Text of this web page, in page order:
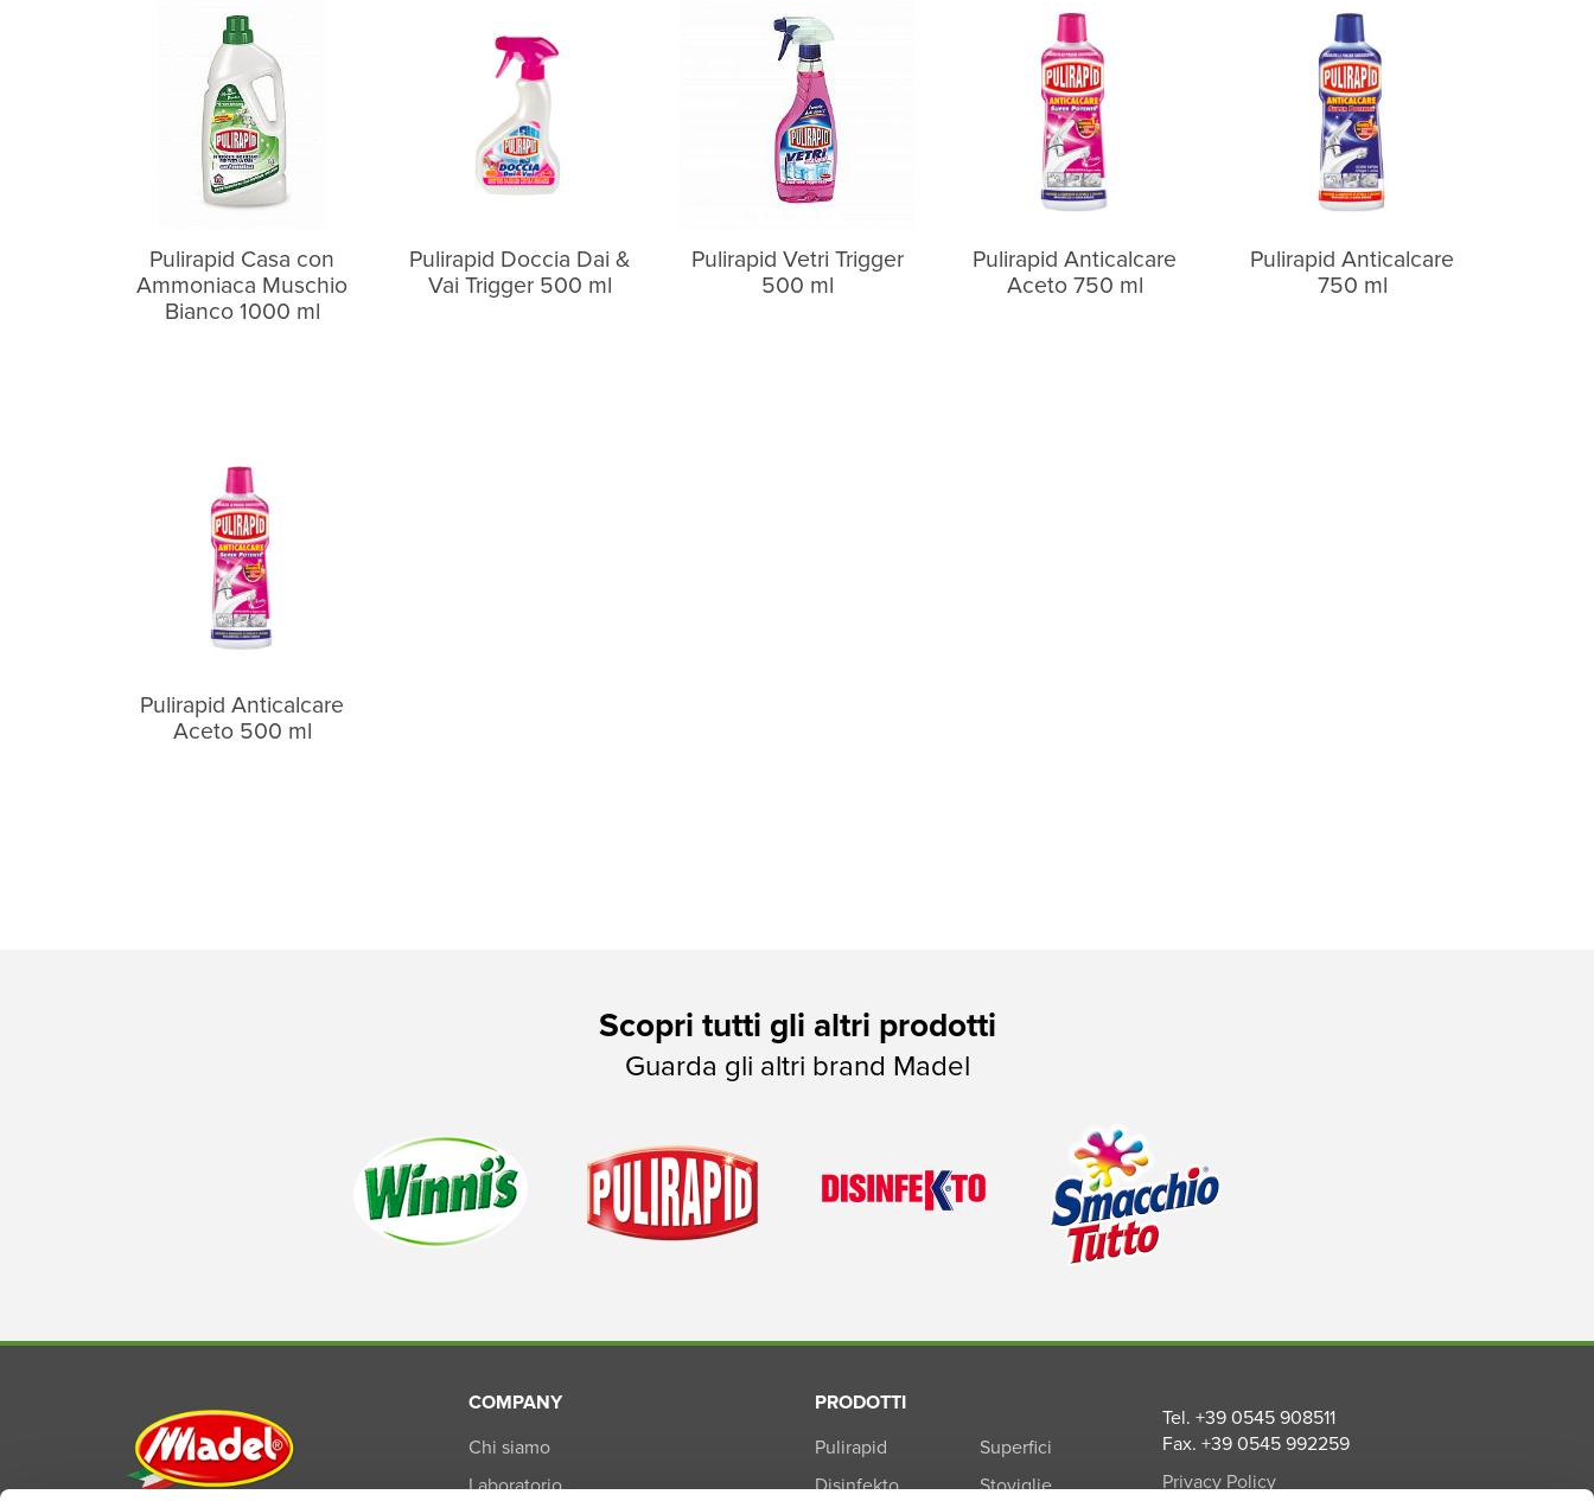
Pulirapid Casa con
Ammoniaca Muschio
Bianco 1000 ml
Pulirapid Doccia Dai &
Vai Trigger 500 ml
Pulirapid Vetri Trigger
500 ml
Pulirapid Anticalcare
Aceto 750 ml
Pulirapid Anticalcare
750 ml
Pulirapid Anticalcare
Aceto 500 ml
Scopri tutti gli altri prodotti
Guarda gli altri brand Madel
COMPANY
Chi siamo
Laboratorio
PRODOTTI
Pulirapid
Disinfekto
Superfici
Stoviglie
Tel. +39 0545 908511
Fax. +39 0545 992259
Privacy Policy